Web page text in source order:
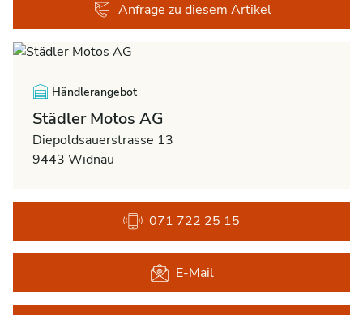
Anfrage zu diesem Artikel
Händlerangebot
Städler Motos AG
Diepoldsauerstrasse 13
9443 Widnau
071 722 25 15
E-Mail